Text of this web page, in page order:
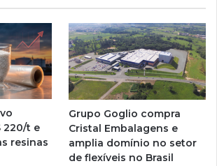
220/t e
resinas
Grupo Goglio compra
Cristal Embalagens e
amplia domínio no setor
de flexíveis no Brasil